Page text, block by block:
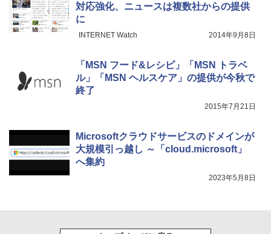
対応強化、ニュースは複数社からの提供
に
INTERNET Watch 2014年9月8日
「MSN フード&レシピ」「MSN トラベ
ル」「MSN ヘルスケア」の提供が今秋で
終了
2015年7月21日
Microsoftクラウドサービスのドメインが
大規模引っ越し ～「cloud.microsoft」
へ集約
2023年5月8日